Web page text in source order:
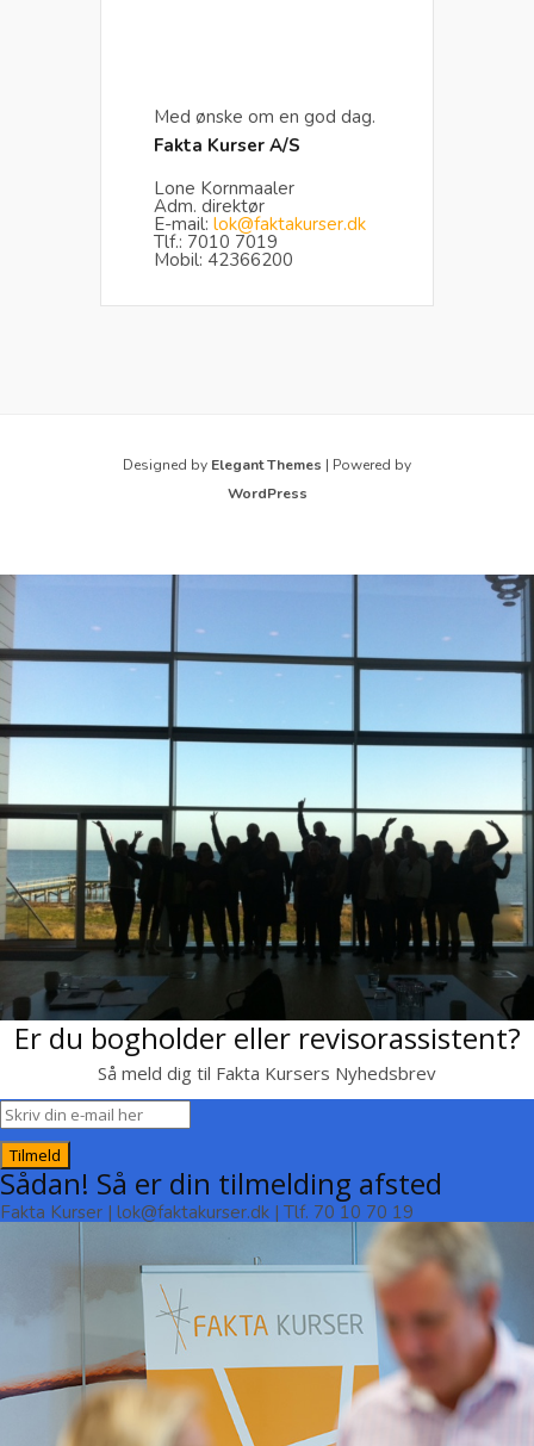
Med ønske om en god dag.
Fakta Kurser A/S
Lone Kornmaaler
Adm. direktør
E-mail: lok@faktakurser.dk
Tlf.: 7010 7019
Mobil: 42366200
Designed by Elegant Themes | Powered by
WordPress
Er du bogholder eller revisorassistent?
Så meld dig til Fakta Kursers Nyhedsbrev
Tilmeld
Sådan! Så er din tilmelding afsted
Fakta Kurser | lok@faktakurser.dk | Tlf. 70 10 70 19